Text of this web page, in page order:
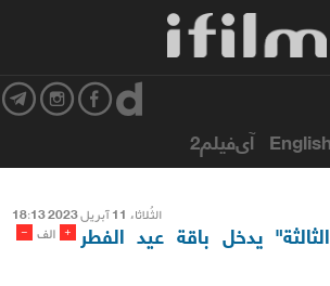
English آی‌فیلم2
الثُلاثاء 11 آبریل 2023 18:13
- الف + يدخل باقة عيد الفطر